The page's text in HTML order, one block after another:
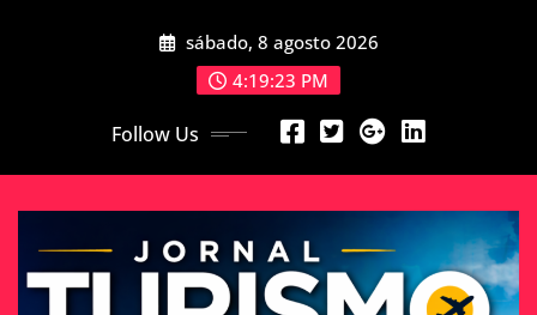
sábado, 8 agosto 2026
4:19:25 PM
Follow Us